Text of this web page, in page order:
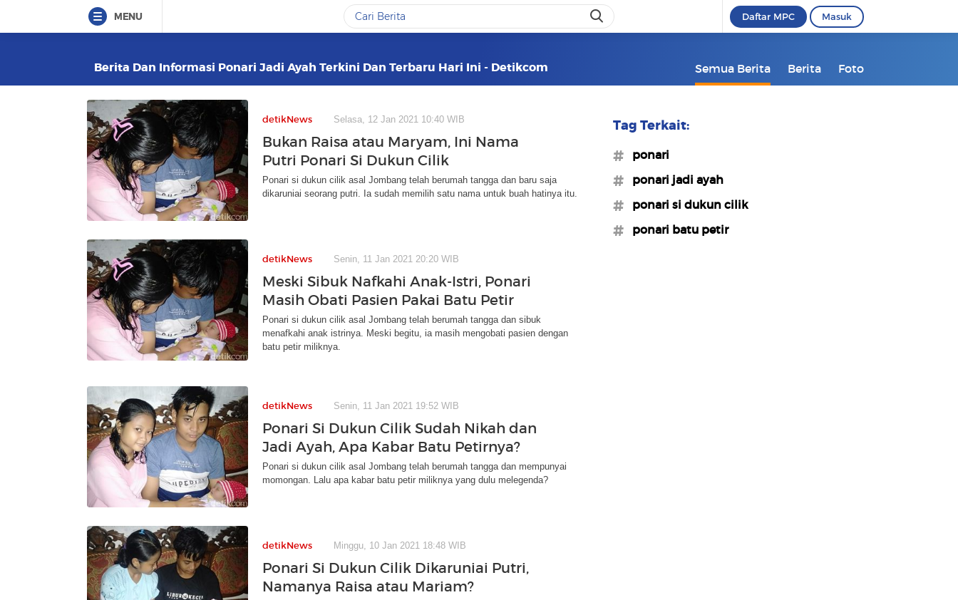
MENU Daftar MPC Masuk
Berita Dan Informasi Ponari Jadi Ayah Terkini Dan Terbaru Hari Ini - Detikcom Semua Berita Berita Foto
detikNews Selasa, 12 Jan 2021 10:40 WIB
Bukan Raisa atau Maryam, Ini Nama
Putri Ponari Si Dukun Cilik
Ponari si dukun cilik asal Jombang telah berumah tangga dan baru saja
dikaruniai seorang putri. Ia sudah memilih satu nama untuk buah hatinya itu.
detikNews Senin, 11 Jan 2021 20:20 WIB
Meski Sibuk Nafkahi Anak-Istri, Ponari
Masih Obati Pasien Pakai Batu Petir
Ponari si dukun cilik asal Jombang telah berumah tangga dan sibuk
menafkahi anak istrinya. Meski begitu, ia masih mengobati pasien dengan
batu petir miliknya.
detikNews Senin, 11 Jan 2021 19:52 WIB
Ponari Si Dukun Cilik Sudah Nikah dan
Jadi Ayah, Apa Kabar Batu Petirnya?
Ponari si dukun cilik asal Jombang telah berumah tangga dan mempunyai
momongan. Lalu apa kabar batu petir miliknya yang dulu melegenda?
detikNews Minggu, 10 Jan 2021 18:48 WIB
Ponari Si Dukun Cilik Dikaruniai Putri,
Namanya Raisa atau Mariam?
Tag Terkait:
#ponari
#ponari jadi ayah
#ponari si dukun cilik
#ponari batu petir